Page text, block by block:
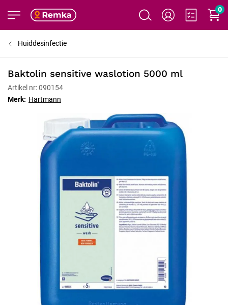
0
Huiddesinfectie
Baktolin sensitive waslotion 5000 ml
Artikel nr: 090154
Merk: Hartmann